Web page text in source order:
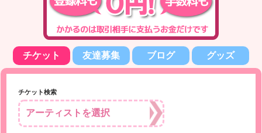
チケット 友達募集 ブログ グッズ
チケット検索